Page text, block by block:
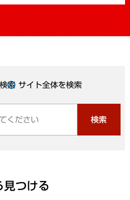
索 サイト全体を検索
検索
見つける